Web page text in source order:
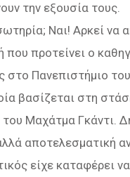
την εξουσία τους.
Ναι! Αρκεί να
που προτείνει ο
στο Πανεπιστήμιο
βασίζεται στη
Μαχάτμα Γκάντι.
αποτελεσματική
είχε καταφέρει